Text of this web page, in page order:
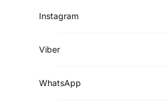
Instagram
Viber
WhatsApp